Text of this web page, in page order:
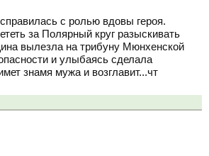
с ролью вдовы героя.
за Полярный круг разыскивать
вылезла на трибуну Мюнхенской
и улыбаясь сделала
знамя мужа и возглавит...чт